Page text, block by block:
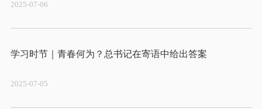
2025-07-06
2025-07-05